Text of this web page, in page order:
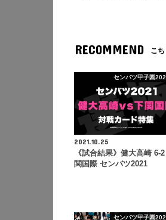
RECOMMEND こ
センバツ甲子園
2021.10.25
《試合結果》健大高崎 6-
関国際 センバツ2021
センバツ甲子園